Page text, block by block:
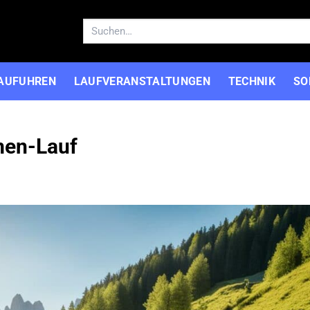
Suchen
LAUFVERANSTALTUNGEN TECHNIK
Lauf